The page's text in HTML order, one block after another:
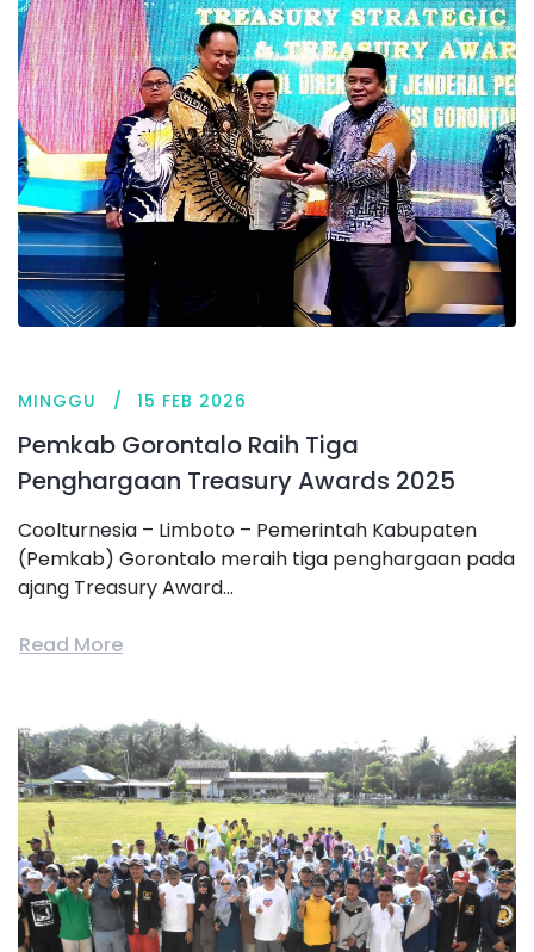
MINGGU 15 FEB 2026
Pemkab Gorontalo Raih Tiga
Penghargaan Treasury Awards 2025
Coolturnesia – Limboto – Pemerintah Kabupaten
(Pemkab) Gorontalo meraih tiga penghargaan pada
ajang Treasury Award...
Read More